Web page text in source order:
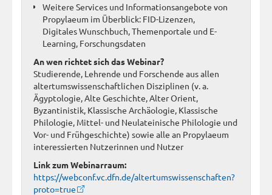
Weitere Services und Informationsangebote von
Propylaeum im Überblick: FID-Lizenzen,
Digitales Wunschbuch, Themenportale und E-
Learning, Forschungsdaten
An wen richtet sich das Webinar?
Studierende, Lehrende und Forschende aus allen
altertumswissenschaftlichen Disziplinen (v. a.
Ägyptologie, Alte Geschichte, Alter Orient,
Byzantinistik, Klassische Archäologie, Klassische
Philologie, Mittel- und Neulateinische Philologie und
Vor- und Frühgeschichte) sowie alle an Propylaeum
interessierten Nutzerinnen und Nutzer
Link zum Webinarraum:
https://webconf.vc.dfn.de/altertumswissenschaften?
proto=true